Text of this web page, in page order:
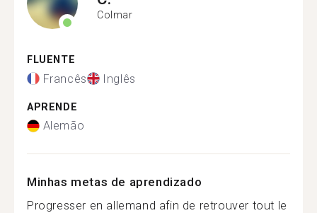
Colmar
FLUENTE
Francês Inglês
APRENDE
Alemão
Minhas metas de aprendizado
Progresser en allemand afin de retrouver tout le